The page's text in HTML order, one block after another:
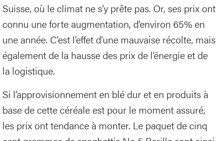
Suisse, où le climat ne s’y prête pas. Or, ses prix ont
connu une forte augmentation, d’environ 65% en
une année. C’est l’effet d’une mauvaise récolte, mais
également de la hausse des prix de l’énergie et de
la logistique.
Si l’approvisionnement en blé dur et en produits à
base de cette céréale est pour le moment assuré,
les prix ont tendance à monter. Le paquet de cinq